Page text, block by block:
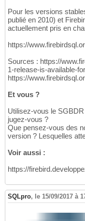
Pour les versions
publié en 2010) et
actuellement pris en
https://
Sources : https://
1-release-is-available-
https://
Et vous ?
Utilisez-vous le
jugez-vous ?
Que pensez-vous des
version ? Lesquelles
Voir aussi :
https://
SQLpro, le 15/09/2017 à